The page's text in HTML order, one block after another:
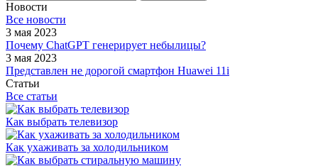
Новости
Все новости
3 мая 2023
Почему ChatGPT генерирует небылицы?
3 мая 2023
Представлен не дорогой смартфон Huawei 11i
Статьи
Все статьи
Как выбрать телевизор
Как ухаживать за холодильником